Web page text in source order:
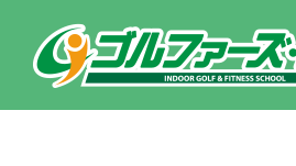
東京都新宿区・文京区ゴルフレッスンのゴルファーズ・ラボ » 5月 若松